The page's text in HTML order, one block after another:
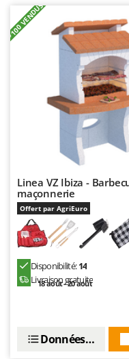
Reber
Redback
Resto Italia
Ribimex
Ripartrak
River Systems
Robomow
Rossofuoco
Rover Pompe
Royal Food
Ryobi
S
S.T.P.
Schnitzer
+100 VENDUS
Linea VZ Ibiza -
maçonnerie
Offert par AgriEuro
Disponibilité:14
Livraison gratuite
18 août - 20 août
Données